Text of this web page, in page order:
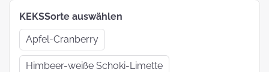
KEKSSorte auswählen
Apfel-Cranberry
Himbeer-weiße Schoki-Limette